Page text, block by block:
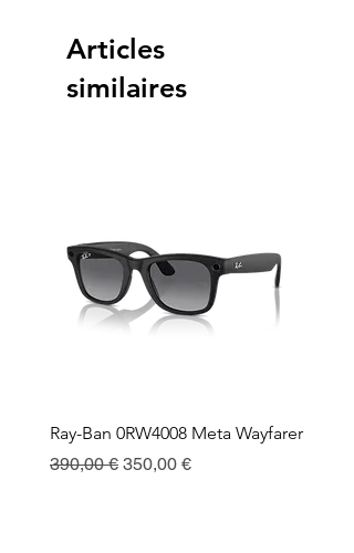
Articles
similaires
Ray-Ban 0RW4008 Meta Wayfarer
Prix original
390,00 € Prix promotionnel
350,00 €